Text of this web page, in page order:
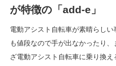
が特徴の「add-e」
電動アシスト自転車が素晴らし
も値段なので手が出なかったり
ざ電動アシスト自転車に乗り換